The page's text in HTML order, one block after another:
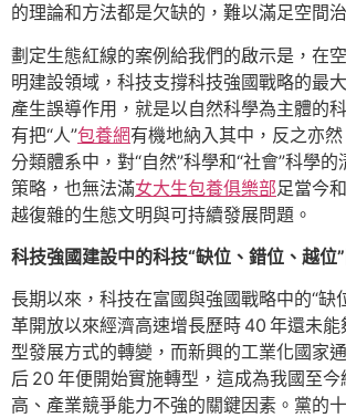
的理論和方法都是欠缺的，難以滿足空間
劃定生態紅線的案例給我們的啟示是，在
明建設領域，科技支撐科技強國戰略的最大
產生誤導作用，就是以自然科學為主體的
有把“人”包養網有機地納入其中，反之亦
分類體系中，對“自然”科學和“社會”科學
策略，也無法滿女大生包養俱樂部足當今
越復雜的生態文明與可持續發展問題。
科技強國建設中的科技“缺位、錯位、越位
長期以來，科技在富國與強國戰略中的“缺
革開放以來經濟高速增長歷時 40 年還未
型發展方式的轉變，而新興的工業化國家
后 20 年便開始實施轉型，這成為我國至
高、產業競爭能力不強的關鍵因素。黨的